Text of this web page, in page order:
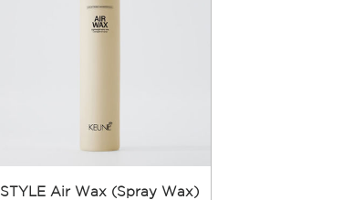
STYLE Air Wax (Spray Wax)